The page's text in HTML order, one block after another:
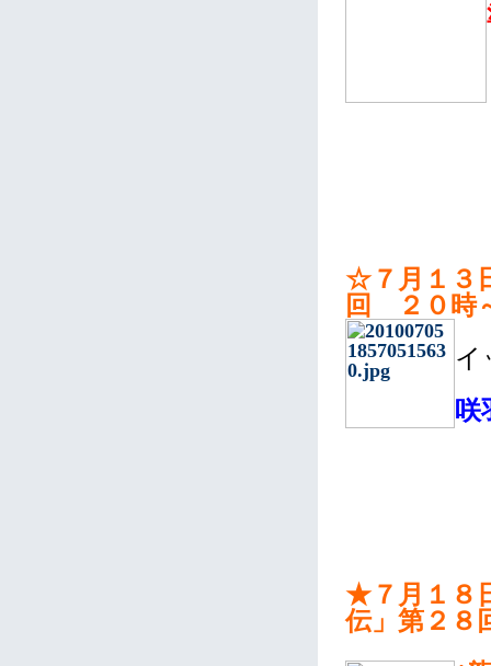
☆７月１３
回 ２０時
イ
★７月１８
伝」第２